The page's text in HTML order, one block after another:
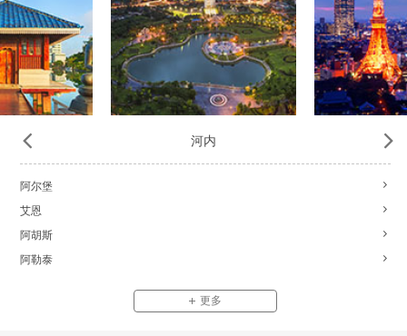
河内
阿尔堡
艾恩
阿胡斯
阿勒泰
更多